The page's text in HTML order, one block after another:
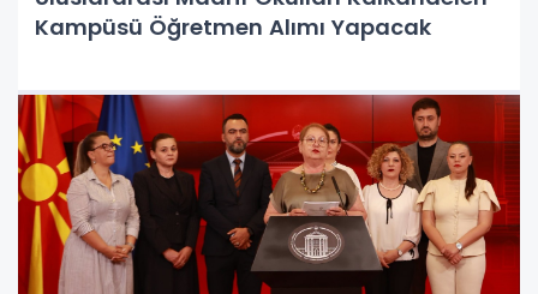
Kampüsü Öğretmen Alımı Yapacak